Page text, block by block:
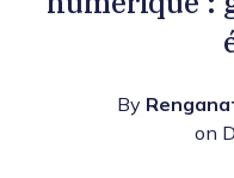
By
on